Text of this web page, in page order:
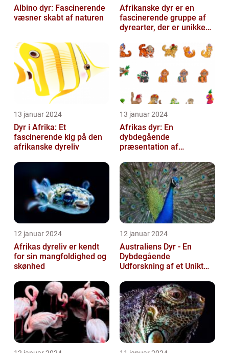
Albino dyr: Fascinerende
væsner skabt af naturen
Afrikanske dyr er en
fascinerende gruppe af
dyrearter, der er unikke
kontinent
13 januar 2024
Dyr i Afrika: Et
fascinerende kig på den
afrikanske dyreliv
13 januar 2024
Afrikas dyr: En
dybdegående
præsentation af
dyreliv
12 januar 2024
Afrikas dyreliv er kendt
for sin mangfoldighed og
skønhed
12 januar 2024
Australiens Dyr - En
Dybdegående
Udforskning af et Unikt